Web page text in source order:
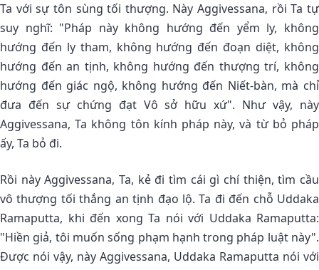
Ta với sự tôn sùng tối thượng. Này Aggivessana, rồi Ta tự
suy nghĩ: "Pháp này không hướng đến yểm ly, không
hướng đến ly tham, không hướng đến đoạn diệt, không
hướng đến an tịnh, không hướng đến thượng trí, không
hướng đến giác ngộ, không hướng đến Niết-bàn, mà chỉ
đưa đến sự chứng đạt Vô sở hữu xứ". Như vậy, này
Aggivessana, Ta không tôn kính pháp này, và từ bỏ pháp
ấy, Ta bỏ đi.
Rồi này Aggivessana, Ta, kẻ đi tìm cái gì chí thiện, tìm cầu
vô thượng tối thắng an tịnh đạo lộ. Ta đi đến chỗ Uddaka
Ramaputta, khi đến xong Ta nói với Uddaka Ramaputta:
"Hiền giả, tôi muốn sống phạm hạnh trong pháp luật này".
Ðược nói vậy, này Aggivessana, Uddaka Ramaputta nói với